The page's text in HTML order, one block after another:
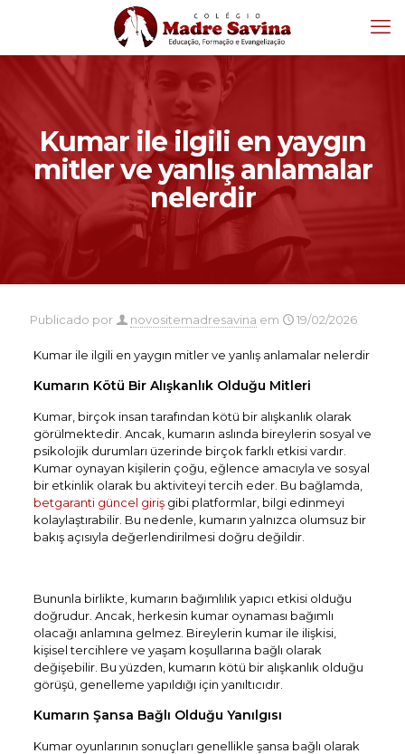
Kumar ile ilgili en yaygın
mitler ve yanlış anlamalar
nelerdir
Publicado por novositemadresavina em 19/02/2026
Kumar ile ilgili en yaygın mitler ve yanlış anlamalar nelerdir
Kumarın Kötü Bir Alışkanlık Olduğu Mitleri
Kumar, birçok insan tarafından kötü bir alışkanlık olarak
görülmektedir. Ancak, kumarın aslında bireylerin sosyal ve
psikolojik durumları üzerinde birçok farklı etkisi vardır.
Kumar oynayan kişilerin çoğu, eğlence amacıyla ve sosyal
bir etkinlik olarak bu aktiviteyi tercih eder. Bu bağlamda,
betgaranti güncel girişgibi platformlar, bilgi edinmeyi
kolaylaştırabilir. Bu nedenle, kumarın yalnızca olumsuz bir
bakış açısıyla değerlendirilmesi doğru değildir.
Bununla birlikte, kumarın bağımlılık yapıcı etkisi olduğu
doğrudur. Ancak, herkesin kumar oynaması bağımlı
olacağı anlamına gelmez. Bireylerin kumar ile ilişkisi,
kişisel tercihlere ve yaşam koşullarına bağlı olarak
değişebilir. Bu yüzden, kumarın kötü bir alışkanlık olduğu
görüşü, genelleme yapıldığı için yanıltıcıdır.
Kumarın Şansa Bağlı Olduğu Yanılgısı
Kumar oyunlarının sonuçları genellikle şansa bağlı olarak